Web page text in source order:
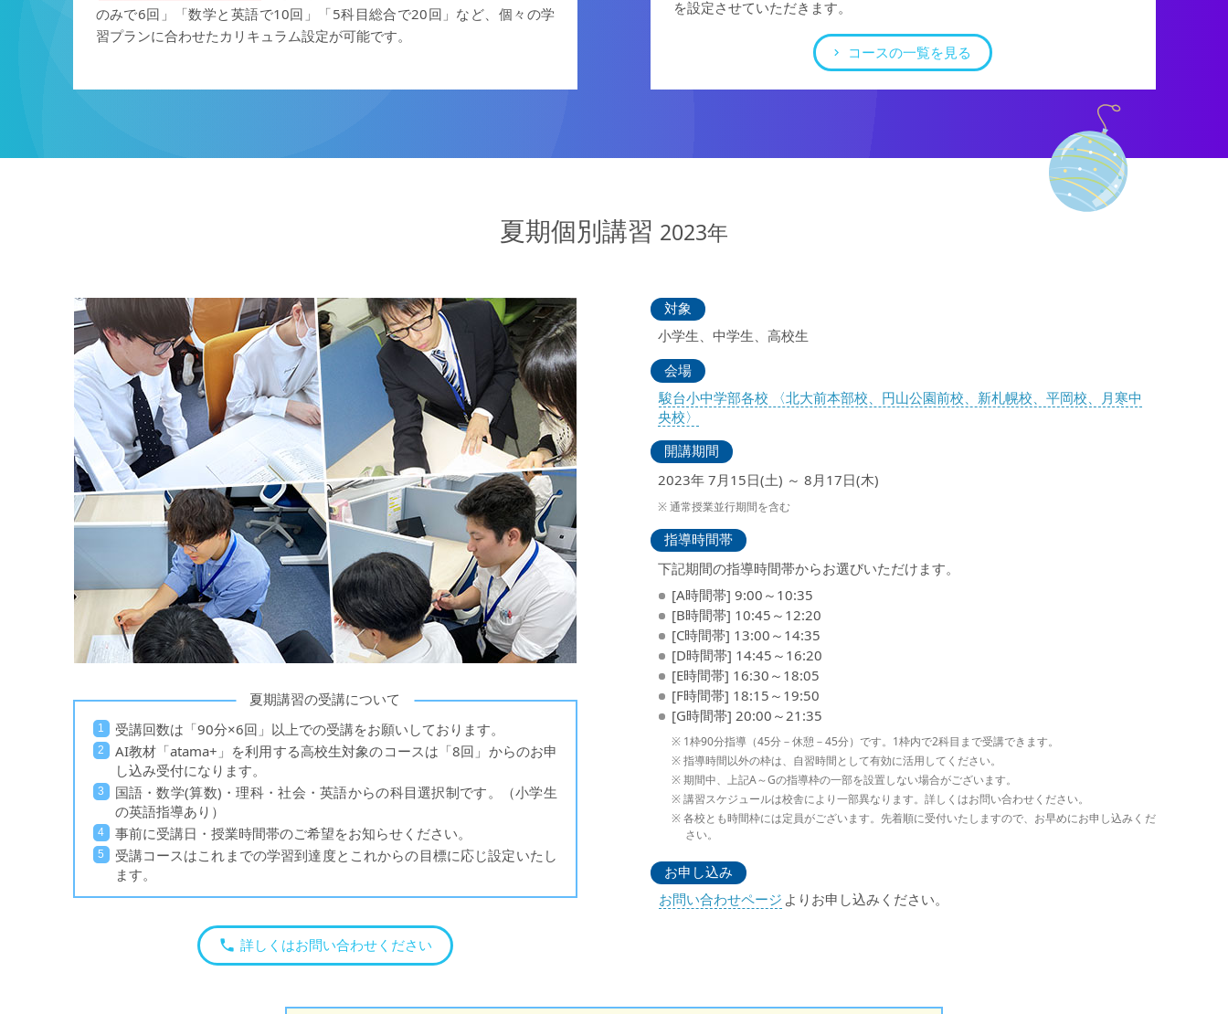
のみで6回」「数学と英語で10回」「5科目総合で20回」など、個々の学
習プランに合わせたカリキュラム設定が可能です。
を設定させていただきます。
コースの一覧を見る
夏期個別講習 2023年
夏期講習の受講について
受講回数は「90分×6回」以上での受講をお願いしております。
AI教材「atama+」を利用する高校生対象のコースは「8回」からのお申
し込み受付になります。
国語・数学(算数)・理科・社会・英語からの科目選択制です。（小学生
の英語指導あり）
事前に受講日・授業時間帯のご希望をお知らせください。
受講コースはこれまでの学習到達度とこれからの目標に応じ設定いたし
ます。
詳しくはお問い合わせください
対象
小学生、中学生、高校生
会場
駿台小中学部各校 〈北大前本部校、円山公園前校、新札幌校、平岡校、月寒中
央校〉
開講期間
2023年 7月15日(土) ～ 8月17日(木)
通常授業並行期間を含む
指導時間帯
下記期間の指導時間帯からお選びいただけます。
[A時間帯] 9:00～10:35
[B時間帯] 10:45～12:20
[C時間帯] 13:00～14:35
[D時間帯] 14:45～16:20
[E時間帯] 16:30～18:05
[F時間帯] 18:15～19:50
[G時間帯] 20:00～21:35
1枠90分指導（45分－休憩－45分）です。1枠内で2科目まで受講できます。
指導時間以外の枠は、自習時間として有効に活用してください。
期間中、上記A～Gの指導枠の一部を設置しない場合がございます。
講習スケジュールは校舎により一部異なります。詳しくはお問い合わせください。
各校とも時間枠には定員がございます。先着順に受付いたしますので、お早めにお申し込みくだ
さい。
お申し込み
お問い合わせページ よりお申し込みください。